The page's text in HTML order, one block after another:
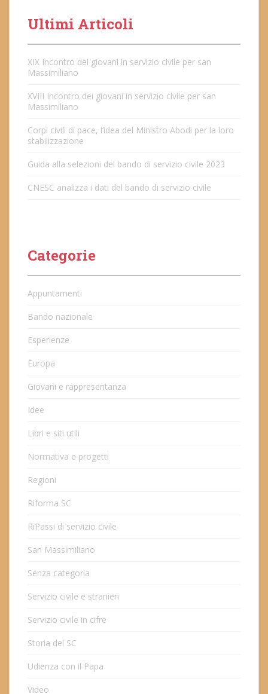
Ultimi Articoli
XIX Incontro dei giovani in servizio civile per san
Massimiliano
XVIII Incontro dei giovani in servizio civile per san
Massimiliano
Corpi civili di pace, l’idea del Ministro Abodi per la loro
stabilizzazione
Guida alla selezioni del bando di servizio civile 2023
CNESC analizza i dati del bando di servizio civile
Categorie
Appuntamenti
Bando nazionale
Esperienze
Europa
Giovani e rappresentanza
Idee
Libri e siti utili
Normativa e progetti
Regioni
Riforma SC
RiPassi di servizio civile
San Massimiliano
Senza categoria
Servizio civile e stranieri
Servizio civile in cifre
Storia del SC
Udienza con il Papa
Video